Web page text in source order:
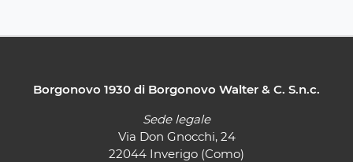
Borgonovo 1930 di Borgonovo Walter & C. S.n.c.
Sede legale
Via Don Gnocchi, 24
22044 Inverigo (Como)